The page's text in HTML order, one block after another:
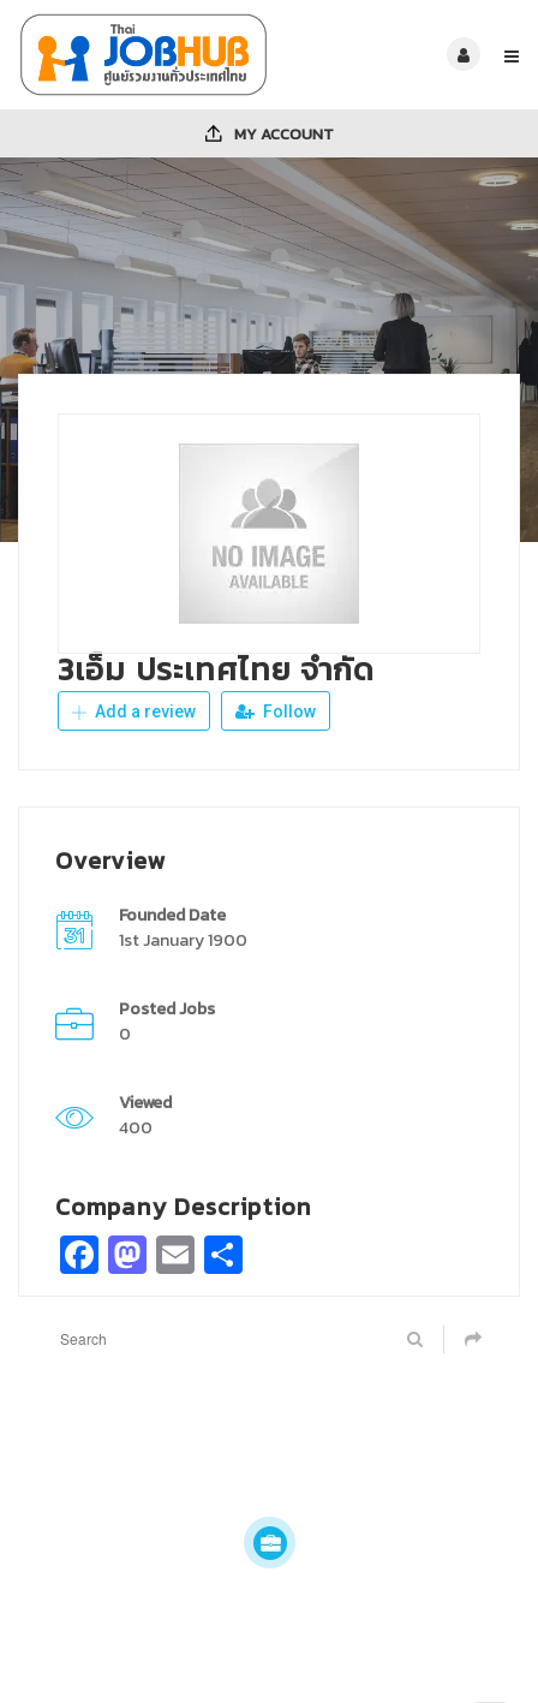
MY ACCOUNT
3เอ็ม ประเทศไทย จำกัด
Add a review Follow
Overview
Founded Date
1st January 1900
Posted Jobs
0
Viewed
400
Company Description
Facebook
Mastodon
Email